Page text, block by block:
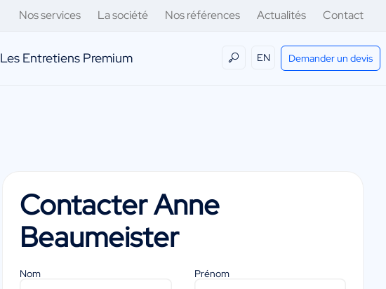
Nos services La société Nos références Actualités Contact
Les Entretiens Premium EN Demander un devis
ContacterAnne
Beaumeister
Nom Prénom